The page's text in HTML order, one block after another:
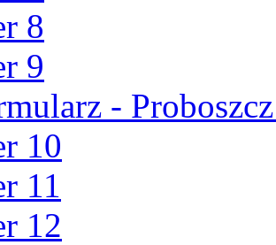
8
9
-
10
11
12